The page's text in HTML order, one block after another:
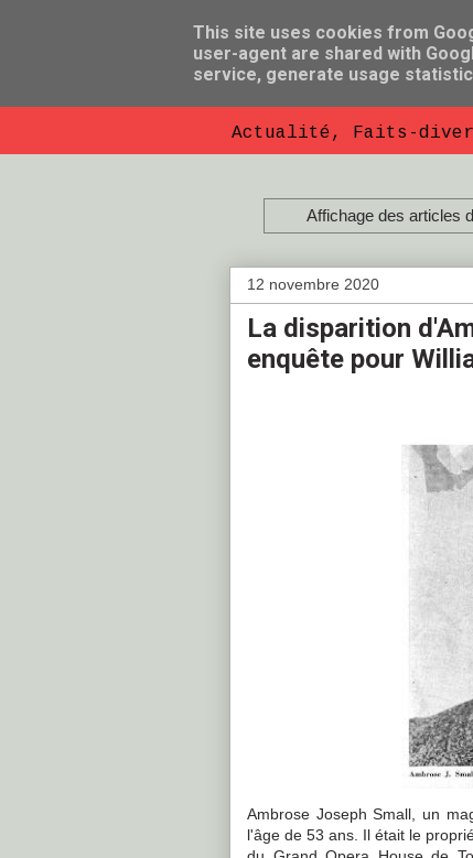
So Florent B
Actualité, Faits-
Affichage des articles
12 novembre 2020
La disparition
enquête pour
Ambrose Joseph Small, un
l'âge de 53 ans. Il était le
This site uses cookies from
user-agent are shared with
service, generate usage